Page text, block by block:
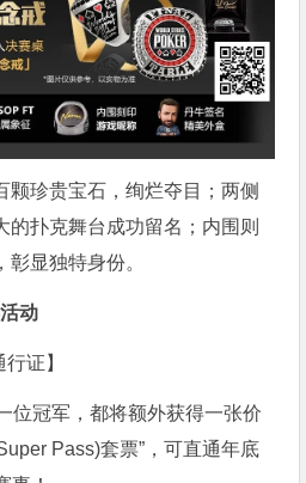
颗珍贵宝石，绚烂夺目；两侧
的扑克舞台成功留名；内围则
显独特身份。
动
证】
位冠军，都将额外获得一张价
Pass)套票”，可直通年底